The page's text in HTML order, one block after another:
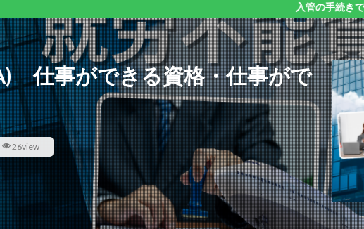
入管の手続きでお困りの方
仕事ができる資格・仕事がで
26view